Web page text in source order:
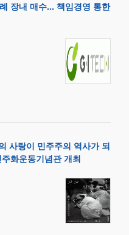
장내 매수… 책임경영 통한
사랑이 민주주의 역사가 되
화운동기념관 개최